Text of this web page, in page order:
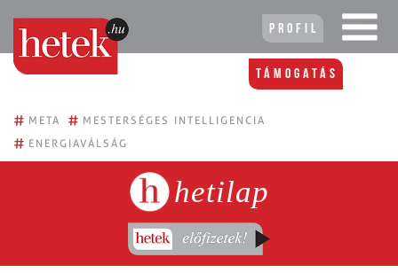
Profil
Támogatás
# META # MESTERSÉGES INTELLIGENCIA
# ENERGIAVÁLSÁG
hetilap